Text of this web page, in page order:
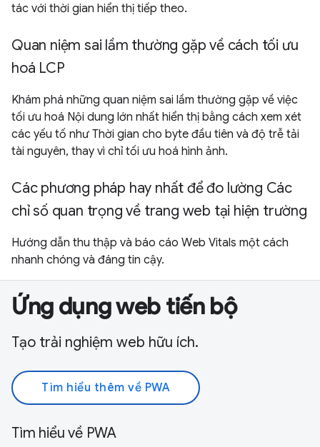
tác với thời gian hiển thị tiếp theo.
Quan niệm sai lầm thường gặp về cách tối ưu
hoá LCP
Khám phá những quan niệm sai lầm thường gặp về việc
tối ưu hoá Nội dung lớn nhất hiển thị bằng cách xem xét
các yếu tố như Thời gian cho byte đầu tiên và độ trễ tải
tài nguyên, thay vì chỉ tối ưu hoá hình ảnh.
Các phương pháp hay nhất để đo lường Các
chỉ số quan trọng về trang web tại hiện trường
Hướng dẫn thu thập và báo cáo Web Vitals một cách
nhanh chóng và đáng tin cậy.
Ứng dụng web tiến bộ
Tạo trải nghiệm web hữu ích.
Tìm hiểu thêm về PWA
Tìm hiểu về PWA